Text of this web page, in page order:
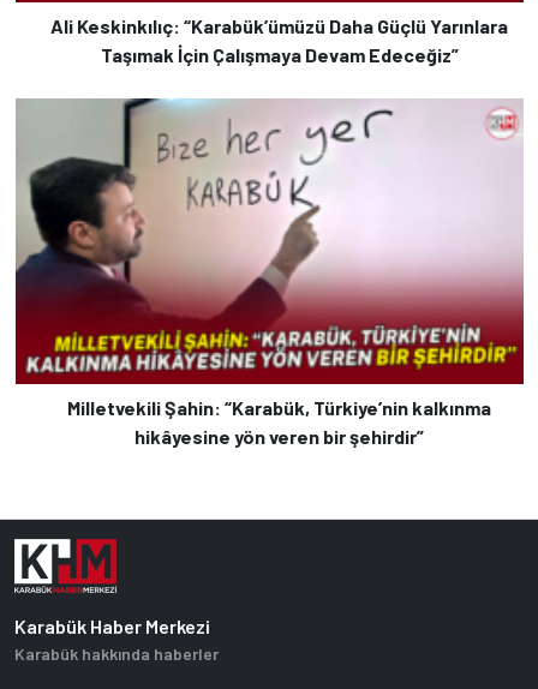
Ali Keskinkılıç: “Karabük’ümüzü Daha Güçlü Yarınlara
Taşımak İçin Çalışmaya Devam Edeceğiz”
Milletvekili Şahin: “Karabük, Türkiye’nin kalkınma
hikâyesine yön veren bir şehirdir”
Karabük Haber Merkezi
Karabük hakkında haberler